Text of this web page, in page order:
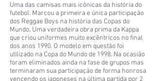
Uma das camisas mais icônicas da história do
futebol. Marcou a primeira e única participação
dos Reggae Boys na história das Copas do
Mundo. Uma verdadeira obra prima da Kappa
que criou uniformes muito excêntricos no final
dos anos 1990. O modelo em questão foi
utilizado na Copa do Mundo de 1998. Na ocasião
foram eliminados ainda na fase de grupos mas
terminaram sua participação de forma honrosa
vencendo os japoneses na última partida por 2